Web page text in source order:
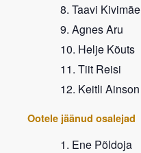
Taavi Kivimäe
Agnes Aru
Helje Kõuts
Tiit Reisi
Keitli Ainson
Ootele jäänud osalejad
Ene Põldoja